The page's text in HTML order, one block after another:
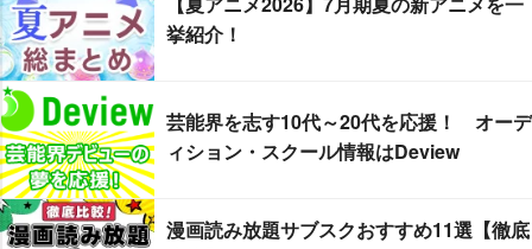
挙紹介！
芸能界を志す10代～20代を応援！ オーデ
ィション・スクール情報はDeview
漫画読み放題サブスクおすすめ11選【徹底